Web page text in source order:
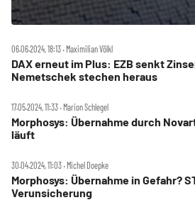
06.06.2024, 18:13 ‧ Maximilian Völkl
DAX erneut im Plus: EZB senkt
Nemetschek stechen heraus
17.05.2024, 11:33 ‧ Marion Schlegel
Morphosys: Übernahme durch
läuft
30.04.2024, 11:03 ‧ Michel Doepke
Morphosys: Übernahme in Gefahr?
Verunsicherung